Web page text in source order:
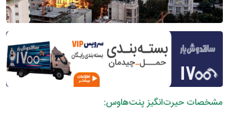
مشخصات حیرت‌انگیز پنت‌هاوس: